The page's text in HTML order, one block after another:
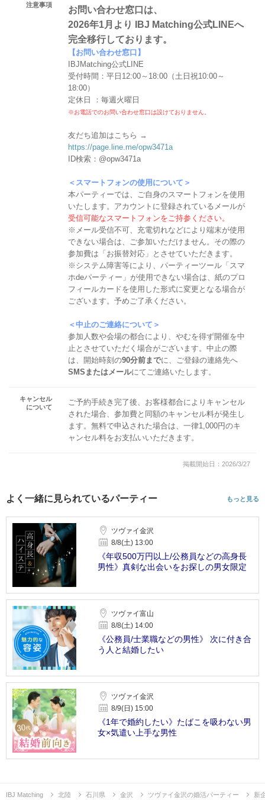
注意事項
お問い合わせ窓口は、
2026年1月より IBJ Matching公式LINEへ
完全移行しております。
【お問い合わせ窓口】
IBJMatching公式LINE
受付時間：平日12:00～18:00（土日祝10:00～
18:00）
定休日 ：毎週火曜日
※お電話でのお問い合わせ窓口は設けておりません。
友だち追加はこちら →
https://page.line.me/opw3471a
ID検索：@opw3471a
＜スマートフォンの使用について＞
本パーティーでは、ご自身のスマートフォンを使用
いたします。アカウントに登録されているメールが
受信可能なスマートフォンをご持参ください。
※メール受信不可、充電切れなどにより端末が使用
できない場合は、ご参加いただけません。その際の
参加費は「お振替対応」とさせていただきます。
※システム障害等により、パーティーツール「スマ
ホdeパーティー」が使用できない場合は、紙のプロ
フィールカードを使用した形式に変更となる場合が
ございます。予めご了承ください。
＜中止のご連絡について＞
参加人数や会場の都合により、やむを得ず開催を中
止とさせていただく場合がございます。中止の際
は、開始時刻の90分前までに、ご登録の連絡先へ
SMSまたはメールにてご連絡いたします。
キャンセル
について
ご予約手続き完了後、お客様都合によりキャンセル
された場合、参加費と同額のキャンセル料が発生し
ます。無料で申込された場合は、一律1,000円のキ
ャンセル料をお支払いいただきます。
掲載開始日：2026/3/27
よく一緒に見られているパーティー もっと見る
ツヴァイ金沢
8/8(土) 13:00
《年収500万円以上/公務員などの高身長
男性》真剣な出会いをお探しの男女限定
ツヴァイ富山
8/8(土) 14:00
《公務員/士業職などの男性》 次に付き合
う人と結婚したい
ツヴァイ金沢
8/9(日) 15:00
《1年で婚約したい》たばこを吸わない男
女×気遣い上手な男性
IBJ Matching 北陸 石川県 金沢 ツヴァイ金沢の婚活パーティー 新